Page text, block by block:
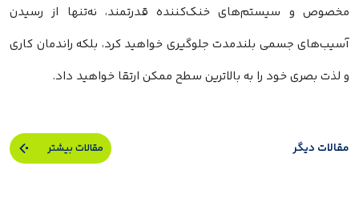
مخصوص و سیستم‌های خنک‌کننده قدرتمند، نه‌تنها از رسیدن
آسیب‌های جسمی بلندمدت جلوگیری خواهید کرد، بلکه راندمان کاری
و لذت بصری خود را به بالاترین سطح ممکن ارتقا خواهید داد.
مقالات دیگر مقالات بیشتر